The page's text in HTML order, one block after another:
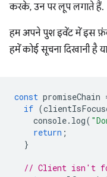
करके, उन पर लूप लगाते हैं.
हम अपने पुश इवेंट में इस
हमें कोई सूचना दिखानी है
const promiseChain
if (
console. log(
return ;
}
// Client isn't